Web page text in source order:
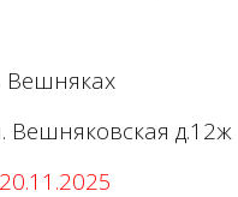
Вешняках
Вешняковская д.12ж